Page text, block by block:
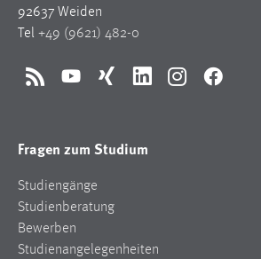
92637 Weiden
Tel +49 (9621) 482-0
RSS YouTubeXing LinkedInInstagramFacebook
Fragen zum Studium
Studiengänge
Studienberatung
Bewerben
Studienangelegenheiten